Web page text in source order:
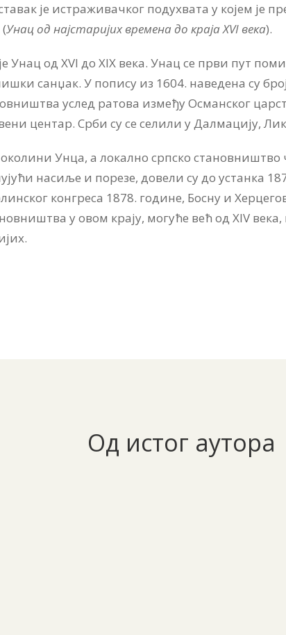
је истраживачког подухвата у којем је
Унац од најстаријих времена до краја XVI века).
Унац од XVI до XIX века. Унац се први пут
санџак. У попису из 1604. наведена су
услед ратова између Османског
центар. Срби су се селили у Далмацију,
Унца, а локално српско становништво
насиље и порезе, довели су до устанка
конгреса 1878. године, Босну и
у овом крају, могуће већ од XIV
Од истог аутора